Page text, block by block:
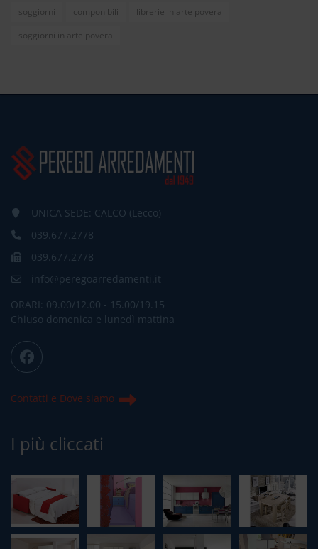
soggiorni
componibili
librerie in arte povera
soggiorni in arte povera
UNICA SEDE: CALCO (Lecco)
039.677.2778
039.677.2778
info@peregoarredamenti.it
ORARI: 09.00/12.00 - 15.00/19.15
Chiuso domenica e lunedì mattina
Contatti e Dove siamo
I più cliccati